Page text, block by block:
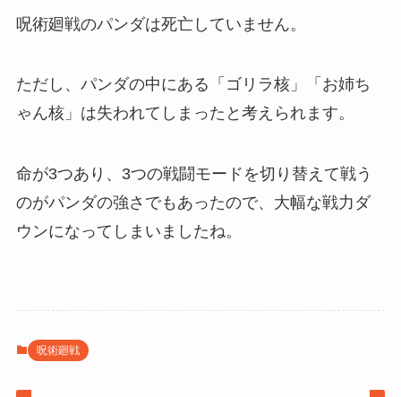
呪術廻戦のパンダは死亡していません。
ただし、パンダの中にある「ゴリラ核」「お姉ち
ゃん核」は失われてしまったと考えられます。
命が3つあり、3つの戦闘モードを切り替えて戦う
のがパンダの強さでもあったので、大幅な戦力ダ
ウンになってしまいましたね。
呪術廻戦